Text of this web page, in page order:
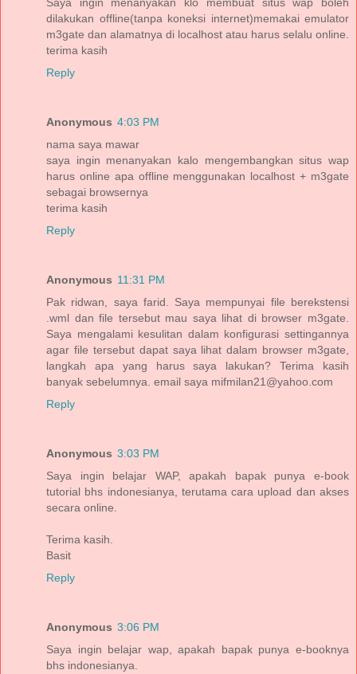
dilakukan offline(tanpa koneksi internet)memakai emulator
m3gate dan alamatnya di localhost atau harus selalu online.
terima kasih
Reply
Anonymous 4:03 PM
nama saya mawar
saya ingin menanyakan kalo mengembangkan situs wap
harus online apa offline menggunakan localhost + m3gate
sebagai browsernya
terima kasih
Reply
Anonymous 11:31 PM
Pak ridwan, saya farid. Saya mempunyai file berekstensi
.wml dan file tersebut mau saya lihat di browser m3gate.
Saya mengalami kesulitan dalam konfigurasi settingannya
agar file tersebut dapat saya lihat dalam browser m3gate,
langkah apa yang harus saya lakukan? Terima kasih
banyak sebelumnya. email saya mifmilan21@yahoo.com
Reply
Anonymous 3:03 PM
Saya ingin belajar WAP, apakah bapak punya e-book
tutorial bhs indonesianya, terutama cara upload dan akses
secara online.
Terima kasih.
Basit
Reply
Anonymous 3:06 PM
Saya ingin belajar wap, apakah bapak punya e-booknya
bhs indonesianya.